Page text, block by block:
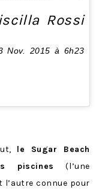
Rossi
Nov. 2015 à 6h23
le Sugar Beach
piscines
(l’une
l’autre connue pour